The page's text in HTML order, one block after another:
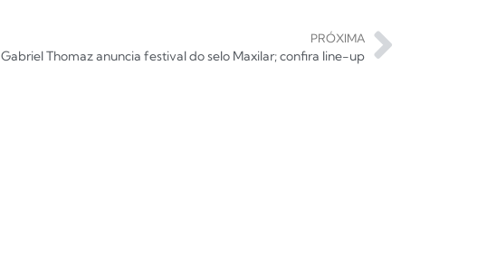
PRÓXIMA
Gabriel Thomaz anuncia festival do selo Maxilar; confira line-up